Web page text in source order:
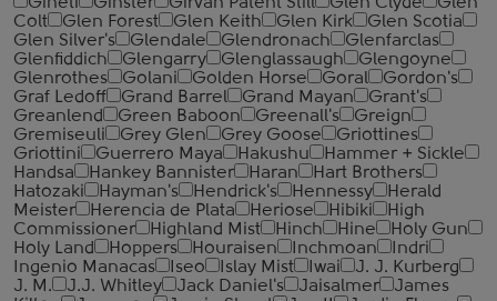
Colt
Glen Forest Glen Keith Glen Kirk
Glen Scotia
Glen Silver's
Glendale Glendronach
Glenfarclas
Glenfiddich
Glengarry Glenglassaugh
Glengoyne
Glenrothes
Golani Golden Horse Goral
Gordon's
Graf Ledoff
Grand Barrel Grand Mayan
Grant's
Greanlend
Green Baboon Greenall's
Greign
Gremiseuli
Grey Glen Grey Goose
Griottines
Griottini
Guerrero Maya Hakushu
Hammer + Sickle
Handsa
Hankey Bannister Haran
Hart Brothers
Hatozaki
Hayman's Hendrick's Hennessy
Herald
Meister
Herencia de Plata Heriose Hibiki
High
Commissioner
Highland Mist Hinch Hine
Holy Gun
Holy Land
Hoppers Houraisen Inchmoan
Indri
Ingenio Manacas
Iseo Islay Mist Iwai
J. J. Kurberg
J. M.
J.J. Whitley Jack Daniel's Jaisalmer
James